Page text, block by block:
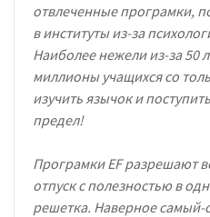
отвлеченные програмки,
в институты из-за
Наиболее нежели из-за 50
миллионы учащихся со
изучить язычок и
предел!
Програмки EF разрешают
отпуск с полезностью в
решетка. Наверное